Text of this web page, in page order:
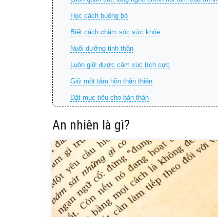
Học cách buông bỏ
Biết cách chăm sóc sức khỏe
Nuôi dưỡng tinh thần
Luôn giữ được cảm xúc tích cực
Giữ một tâm hồn thân thiện
Đặt mục tiêu cho bản thân
An nhiên là gì?